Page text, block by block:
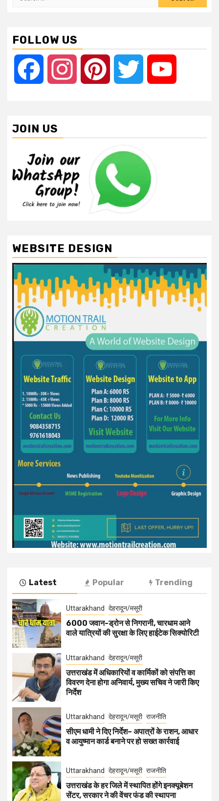
FOLLOW US
Facebook Instagram Pinterest Twitter
JOIN US
WEBSITE DESIGN
Latest Popular Trending
Uttarakhand देहरादून/मसूरी
6000 जवान-ड्रोन से निगरानी, चारधाम आने
वाले यात्रियों की सुरक्षा के लिए हाईटेक सिक्योरिटी
Uttarakhand देहरादून/मसूरी
उत्तराखंड में अधिकारियों व कार्मिकों को संपत्ति का
विवरण देना होगा अनिवार्य, मुख्य सचिव ने जारी किए
निर्देश
Uttarakhand देहरादून/मसूरी राजनीति
सीएम धामी ने दिए निर्देश– अपात्रों के राशन, आधार
व आयुष्मान कार्ड बनाने पर हो सख्त कार्रवाई
Uttarakhand देहरादून/मसूरी राजनीति
उत्तराखंड के हर जिले में स्थापित होंगे इनक्यूबेशन
सेंटर, सरकार ने की वेंचर फंड की स्थापना